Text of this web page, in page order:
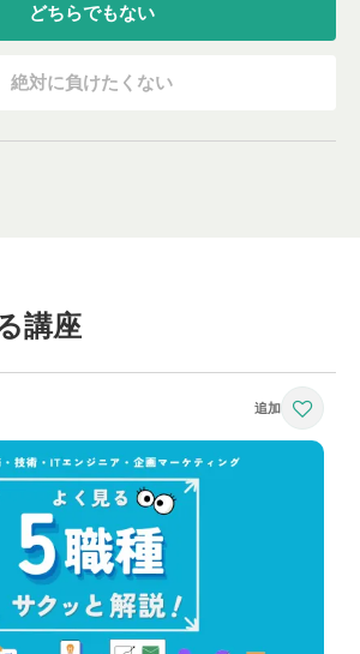
どちらでもない
絶対に負けたくない
講座